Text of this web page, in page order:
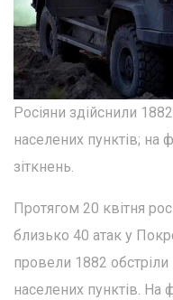
Росіяни здійснили
населених пунктів; на
зіткнень.
Протягом 20 квітня
близько 40 атак у
провели 1882
населених пунктів. На